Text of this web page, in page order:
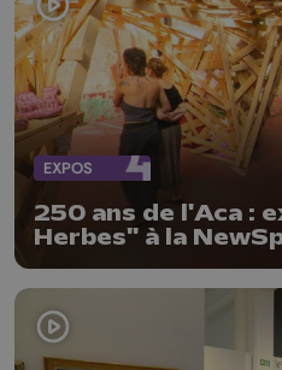
EXPOS
250 ans de l'Aca :
Herbes" à la